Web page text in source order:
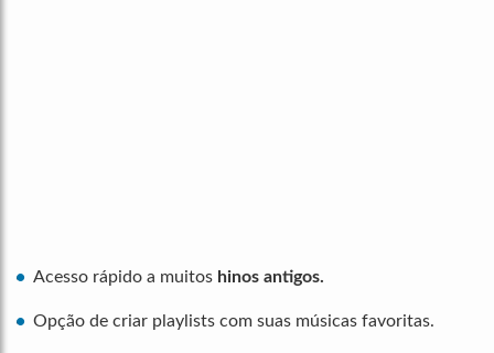
Acesso rápido a muitos hinos antigos.
Opção de criar playlists com suas músicas favoritas.